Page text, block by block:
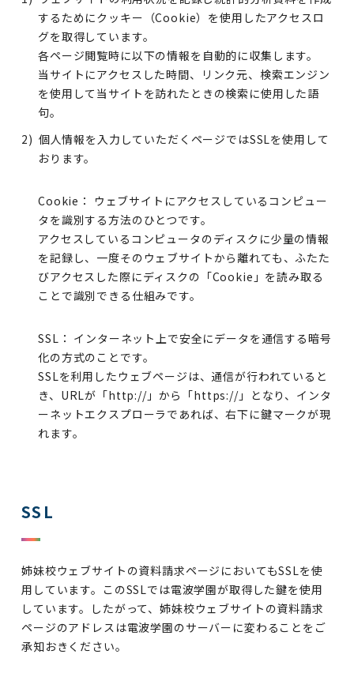
するためにクッキー（Cookie）を使用したアクセスロ
グを取得しています。
各ページ閲覧時に以下の情報を自動的に収集します。
当サイトにアクセスした時間、リンク元、検索エンジン
を使用して当サイトを訪れたときの検索に使用した語
句。
個人情報を入力していただくページではSSLを使用して
おります。
Cookie：
ウェブサイトにアクセスしているコンピュー
タを識別する方法のひとつです。
アクセスしているコンピュータのディスクに少量の情報
を記録し、一度そのウェブサイトから離れても、ふたた
びアクセスした際にディスクの「Cookie」を読み取る
ことで識別できる仕組みです。
SSL： インターネット上で安全にデータを通信する暗号
化の方式のことです。
SSLを利用したウェブページは、通信が行われていると
き、URLが「http://」から「https://」となり、インタ
ーネットエクスプローラであれば、右下に鍵マークが現
れます。
SSL
姉妹校ウェブサイトの資料請求ページにおいてもSSLを使
用しています。このSSLでは電波学園が取得した鍵を使用
しています。したがって、姉妹校ウェブサイトの資料請求
ページのアドレスは電波学園のサーバーに変わることをご
承知おきください。